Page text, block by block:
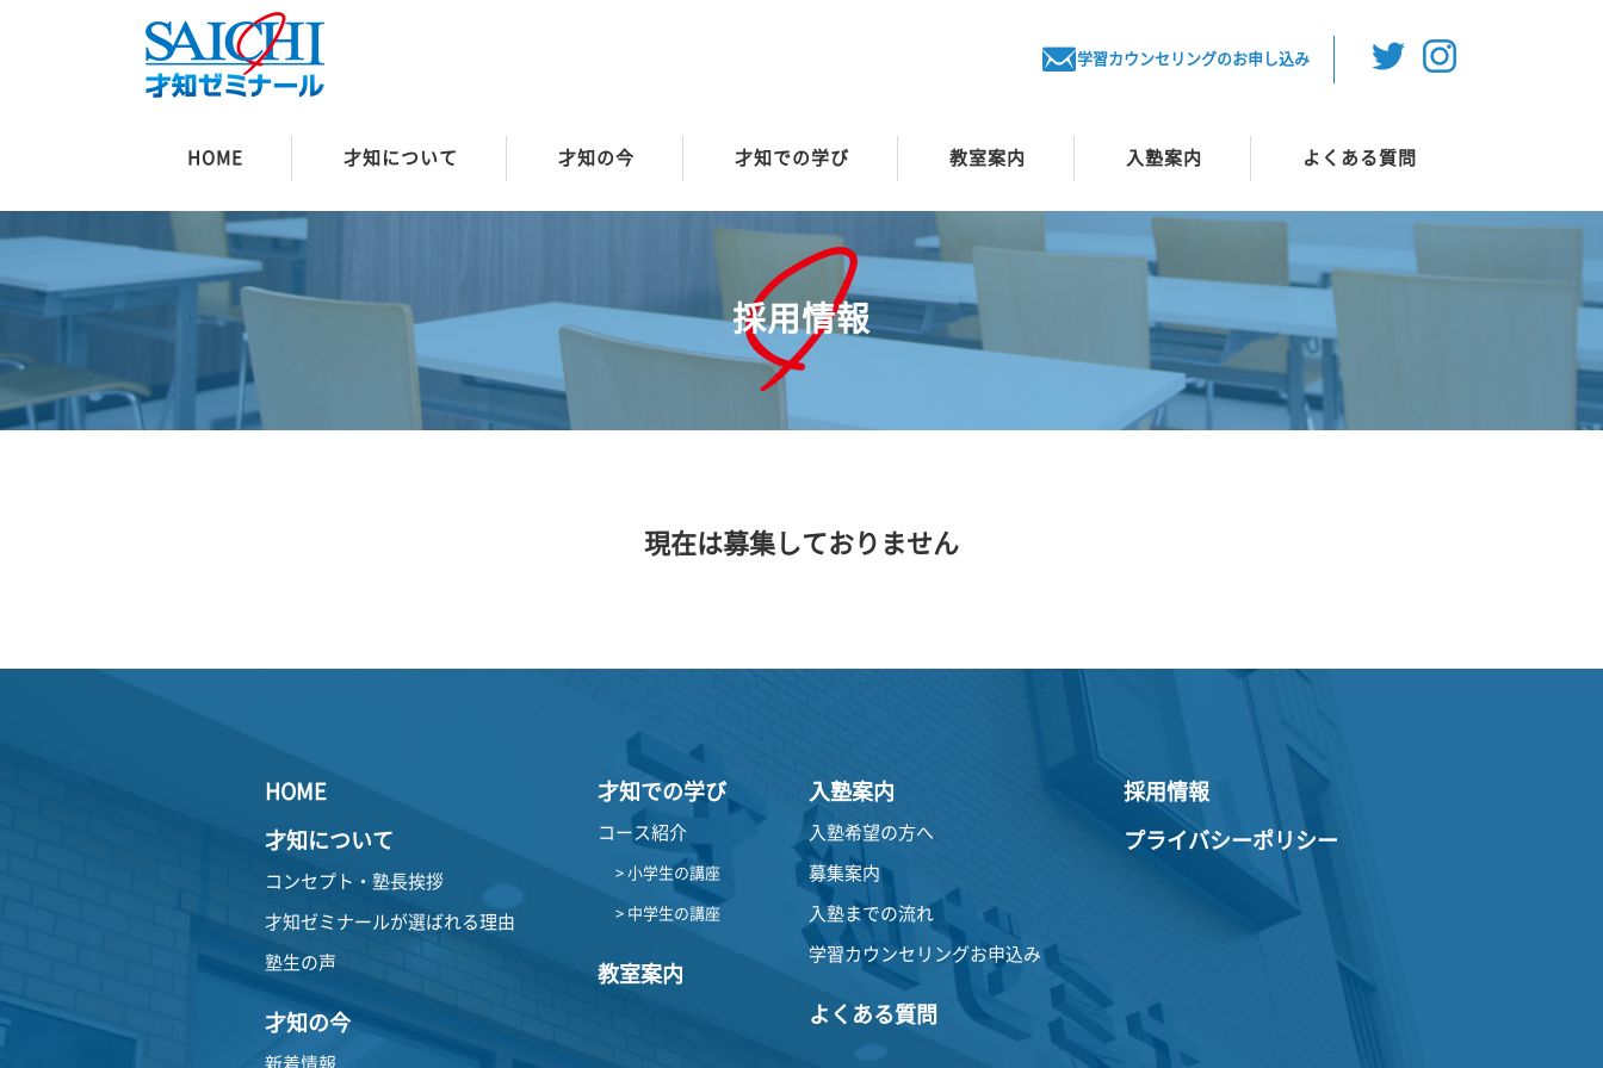
学習カウンセリングのお申し込み
HOME 才知について 才知の今 才知での学び 教室案内 入塾案内 よくある質問
採用情報
現在は募集しておりません
HOME
才知について
コンセプト・塾長挨拶
才知ゼミナールが選ばれる理由
塾生の声
才知の今
新着情報
才知での学び
コース紹介
> 小学生の講座
> 中学生の講座
教室案内
入塾案内
入塾希望の方へ
募集案内
入塾までの流れ
学習カウンセリングお申込み
よくある質問
採用情報
プライバシーポリシー